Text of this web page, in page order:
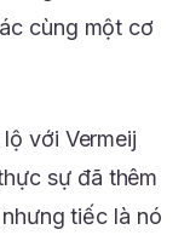
cùng một cơ
với Vermeij
sự đã thêm
tiếc là nó